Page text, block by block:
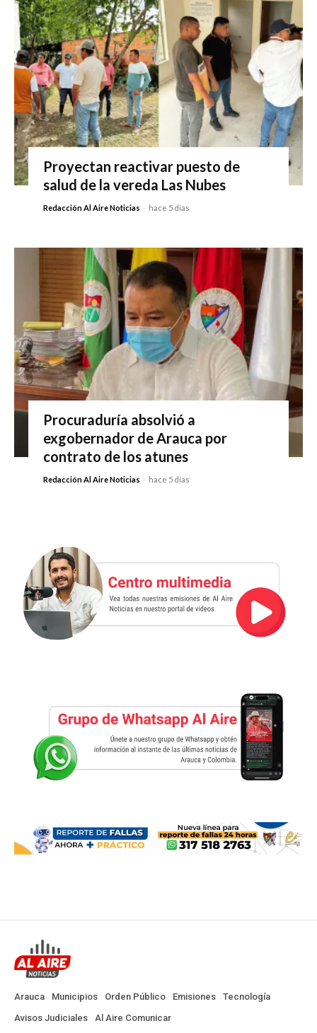
Proyectan reactivar puesto de
salud de la vereda Las Nubes
Redacción Al Aire Noticias - hace 5 días
Procuraduría absolvió a
exgobernador de Arauca por
contrato de los atunes
Redacción Al Aire Noticias - hace 5 días
Arauca Municipios Orden Público Emisiones
Tecnología
Avisos Judiciales
Al Aire Comunicar